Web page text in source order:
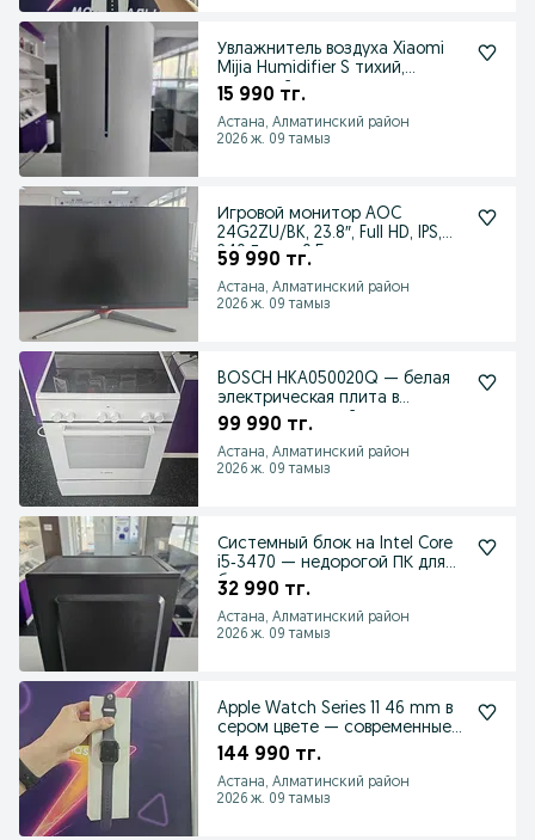
Увлажнитель воздуха Xiaomi
Mijia Humidifier S тихий,
стильный помощник
15 990 тг.
Астана, Алматинский район
2026 ж. 09 тамыз
Игровой монитор AOC
24G2ZU/BK, 23.8″, Full HD, IPS,
240 Гц, до 0.5 мс
59 990 тг.
Астана, Алматинский район
2026 ж. 09 тамыз
BOSCH HKA050020Q — белая
электрическая плита в
состоянии новой
99 990 тг.
Астана, Алматинский район
2026 ж. 09 тамыз
Системный блок на Intel Core
i5‑3470 — недорогой ПК для
базовых задач
32 990 тг.
Астана, Алматинский район
2026 ж. 09 тамыз
Apple Watch Series 11 46 mm в
сером цвете — современные
умные часы
144 990 тг.
Астана, Алматинский район
2026 ж. 09 тамыз